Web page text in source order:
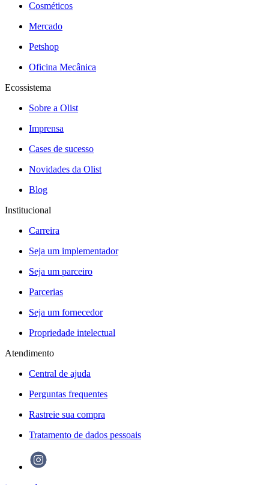
Cosméticos
Mercado
Petshop
Oficina Mecânica
Ecossistema
Sobre a Olist
Imprensa
Cases de sucesso
Novidades da Olist
Blog
Institucional
Carreira
Seja um implementador
Seja um parceiro
Parcerias
Seja um fornecedor
Propriedade intelectual
Atendimento
Central de ajuda
Perguntas frequentes
Rastreie sua compra
Tratamento de dados pessoais